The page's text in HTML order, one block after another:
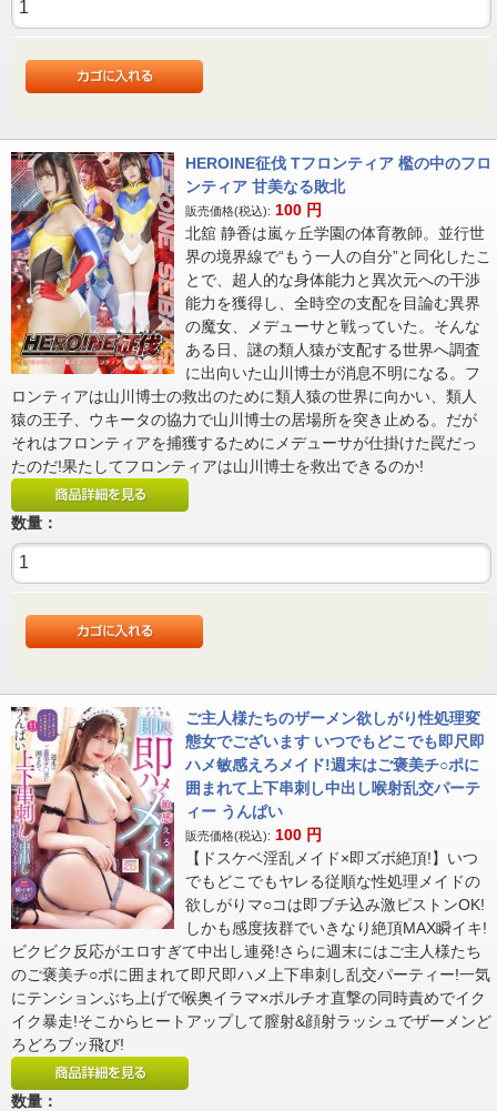
HEROINE征伐 Tフロンティア 檻の中のフロ
ンティア 甘美なる敗北
販売価格(税込): 100 円
北舘 静香は嵐ヶ丘学園の体育教師。並行世
界の境界線で“もう一人の自分”と同化したこ
とで、超人的な身体能力と異次元への干渉
能力を獲得し、全時空の支配を目論む異界
の魔女、メデューサと戦っていた。そんな
ある日、謎の類人猿が支配する世界へ調査
に出向いた山川博士が消息不明になる。フ
ロンティアは山川博士の救出のために類人猿の世界に向かい、類人
猿の王子、ウキータの協力で山川博士の居場所を突き止める。だが
それはフロンティアを捕獲するためにメデューサが仕掛けた罠だっ
たのだ!果たしてフロンティアは山川博士を救出できるのか!
数量：
ご主人様たちのザーメン欲しがり性処理変
態女でございます いつでもどこでも即尺即
ハメ敏感えろメイド!週末はご褒美チ○ポに
囲まれて上下串刺し中出し喉射乱交パーテ
ィー うんぱい
販売価格(税込): 100 円
【ドスケベ淫乱メイド×即ズボ絶頂!】いつ
でもどこでもヤレる従順な性処理メイドの
欲しがりマ○コは即ブチ込み激ピストンOK!
しかも感度抜群でいきなり絶頂MAX瞬イキ!
ビクビク反応がエロすぎて中出し連発!さらに週末にはご主人様たち
のご褒美チ○ポに囲まれて即尺即ハメ上下串刺し乱交パーティー!一気
にテンションぶち上げで喉奥イラマ×ポルチオ直撃の同時責めでイク
イク暴走!そこからヒートアップして膣射&顔射ラッシュでザーメンど
ろどろブッ飛び!
数量：